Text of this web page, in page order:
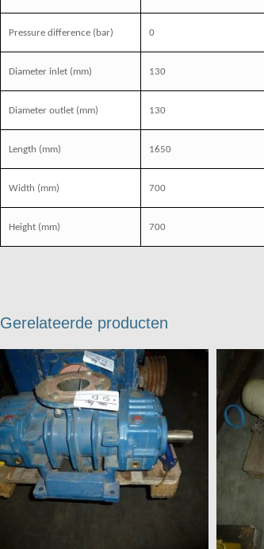
Pressure difference (bar) 0
Diameter inlet (mm) 130
Diameter outlet (mm) 130
Length (mm) 1650
Width (mm) 700
Height (mm) 700
Gerelateerde producten